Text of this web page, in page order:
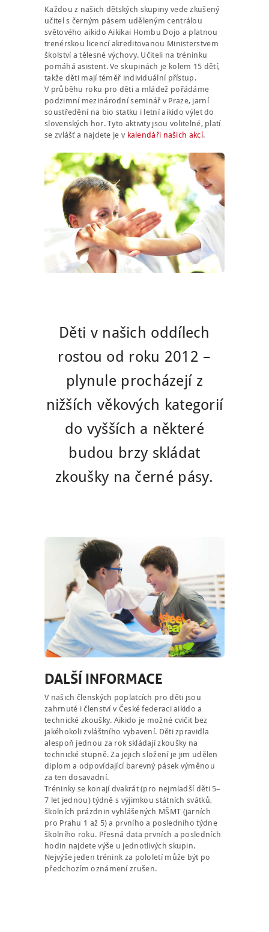
Každou z našich dětských skupiny vede zkušený
učitel s černým pásem uděleným centrálou
světového aikido Aikikai Hombu Dojo a platnou
trenérskou licencí akreditovanou Ministerstvem
školství a tělesné výchovy. Učiteli na tréninku
pomáhá asistent. Ve skupinách je kolem 15 dětí,
takže děti mají téměř individuální přístup.
V průběhu roku pro děti a mládež pořádáme
podzimní mezinárodní seminář v Praze, jarní
soustředění na bio statku i letní aikido výlet do
slovenských hor. Tyto aktivity jsou volitelné, platí
se zvlášť a najdete je v kalendáři našich akcí.
Děti v našich oddílech
rostou od roku 2012 –
plynule procházejí z
nižších věkových kategorií
do vyšších a některé
budou brzy skládat
zkoušky na černé pásy.
DALŠÍ INFORMACE
V našich členských poplatcích pro děti jsou
zahrnuté i členství v České federaci aikido a
technické zkoušky. Aikido je možné cvičit bez
jakéhokoli zvláštního vybavení. Děti zpravidla
alespoň jednou za rok skládají zkoušky na
technické stupně. Za jejich složení je jim udělen
diplom a odpovídající barevný pásek výměnou
za ten dosavadní.
Tréninky se konají dvakrát (pro nejmladší děti 5–
7 let jednou) týdně s výjimkou státních svátků,
školních prázdnin vyhlášených MŠMT (jarních
pro Prahu 1 až 5) a prvního a posledního týdne
školního roku. Přesná data prvních a posledních
hodin najdete výše u jednotlivých skupin.
Nejvýše jeden trénink za pololetí může být po
předchozím oznámení zrušen.